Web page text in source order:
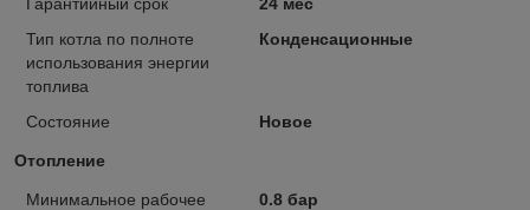
Тип котла по полноте
использования энергии
топлива
Конденсационные
Состояние Новое
Отопление
Минимальное рабочее
0.8 бар